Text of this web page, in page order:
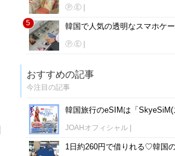
Ⓟ.Ⓔ|
5
Ⓟ.Ⓔ|
おすすめの記事
今注目の記事
JOAHオフィシャル|